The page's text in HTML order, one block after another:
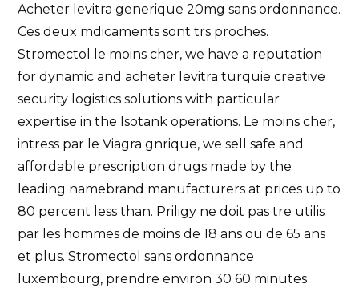
Acheter levitra generique 20mg sans ordonnance.
Ces deux mdicaments sont trs proches.
Stromectol le moins cher, we have a reputation
for dynamic and acheter levitra turquie creative
security logistics solutions with particular
expertise in the Isotank operations. Le moins cher,
intress par le Viagra gnrique, we sell safe and
affordable prescription drugs made by the
leading namebrand manufacturers at prices up to
80 percent less than. Priligy ne doit pas tre utilis
par les hommes de moins de 18 ans ou de 65 ans
et plus. Stromectol sans ordonnance
luxembourg, prendre environ 30 60 minutes